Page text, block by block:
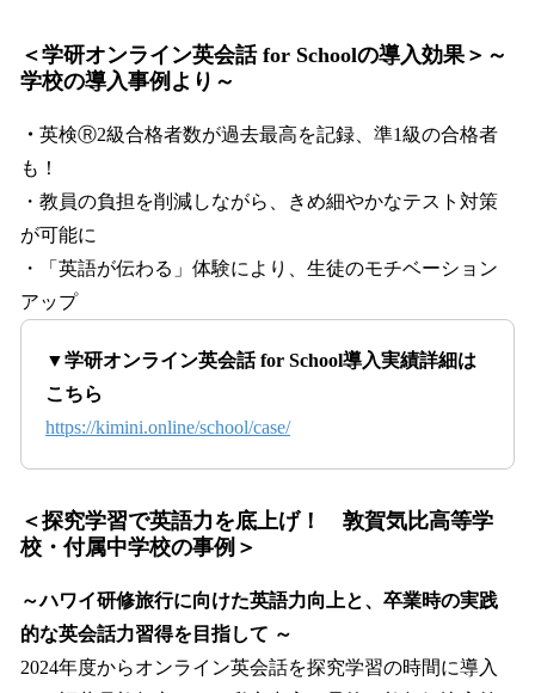
＜学研オンライン英会話 for Schoolの導入効果＞～
学校の導入事例より～
・ 英検Ⓡ2級合格者数が過去最高を記録、準1級の合格者
も！
・教員の負担を削減しながら、きめ細やかなテスト対策
が可能に
・「英語が伝わる」体験により、生徒のモチベーション
アップ
▼学研オンライン英会話 for School導入実績詳細は
こちら
https://kimini.online/school/case/
＜探究学習で英語力を底上げ！ 敦賀気比高等学
校・付属中学校の事例＞
～ハワイ研修旅行に向けた英語力向上と、卒業時の実践
的な英会話力習得を目指して ～
2024年度からオンライン英会話を探究学習の時間に導入